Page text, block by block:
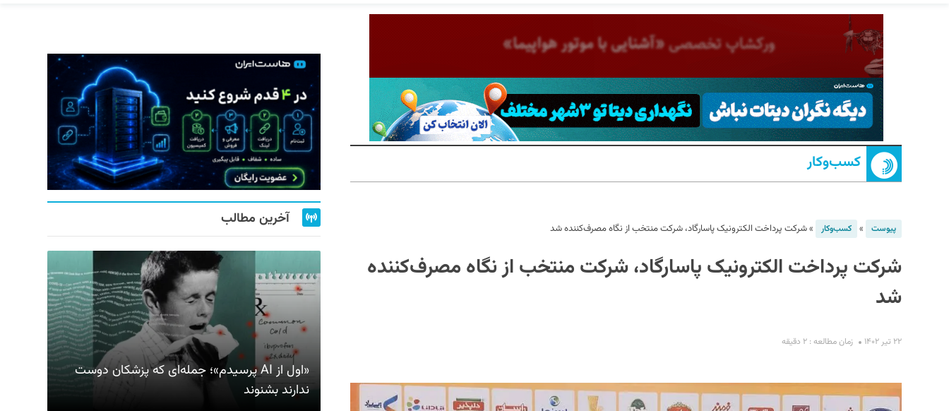
کسب‌و‌کار
پیوست » کسب‌و‌کار »شرکت پرداخت الکترونیک پاسارگاد، شرکت منتخب از نگاه مصرف‌کننده شد
شرکت پرداخت الکترونیک پاسارگاد، شرکت منتخب از نگاه مصرف‌کننده
شد
۲۲ تیر ۱۴۰۲ زمان مطالعه : ۲ دقیقه
آخرین مطالب
«اول از AI پرسیدم»؛ جمله‌ای که پزشکان دوست
ندارند بشنوند